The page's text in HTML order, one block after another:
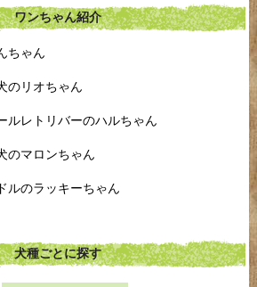
ワンちゃん紹介
ちゃん
のリオちゃん
ルレトリバーのハルちゃん
のマロンちゃん
ルのラッキーちゃん
犬種ごとに探す